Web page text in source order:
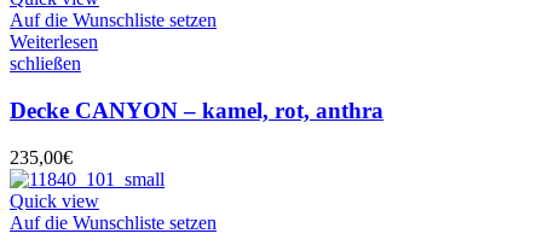
Auf die Wunschliste setzen
Weiterlesen
schließen
Decke CANYON – kamel, rot, anthra
235,00€
Quick view
Auf die Wunschliste setzen